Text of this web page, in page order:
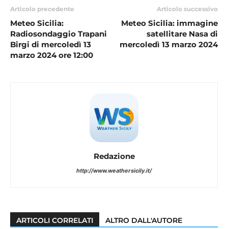
Articolo precedente
Meteo Sicilia:
Radiosondaggio Trapani
Birgi di mercoledì 13
marzo 2024 ore 12:00
Articolo successivo
Meteo Sicilia: immagine
satellitare Nasa di
mercoledì 13 marzo 2024
Redazione
http://www.weathersicily.it/
ARTICOLI CORRELATI ALTRO DALL'AUTORE